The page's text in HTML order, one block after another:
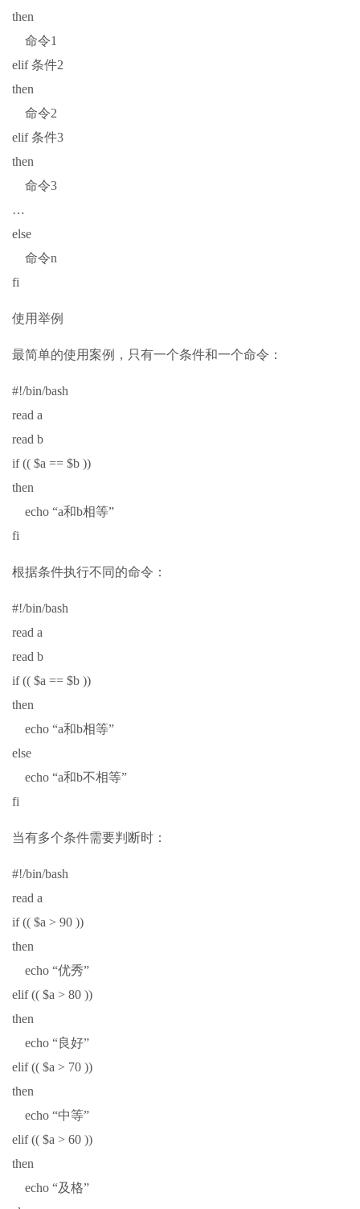
then
命令1
elif 条件2
then
命令2
elif 条件3
then
命令3
…
else
命令n
fi
使用举例
最简单的使用案例，只有一个条件和一个命令：
#!/bin/bash
read a
read b
if (( $a == $b ))
then
echo “a和b相等”
fi
根据条件执行不同的命令：
#!/bin/bash
read a
read b
if (( $a == $b ))
then
echo “a和b相等”
else
echo “a和b不相等”
fi
当有多个条件需要判断时：
#!/bin/bash
read a
if (( $a > 90 ))
then
echo “优秀”
elif (( $a > 80 ))
then
echo “良好”
elif (( $a > 70 ))
then
echo “中等”
elif (( $a > 60 ))
then
echo “及格”